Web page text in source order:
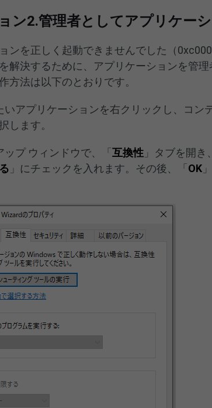
ン2.管理者としてアプリケー
ョンを正しく起動できませんでした（
解決するために、アプリケーションを管
方法は以下のとおりです。
いアプリケーションを右クリックし、コン
します。
ップ ウィンドウで、「互換性 」タブを開き
」にチェックを入れます。その後、「 OK